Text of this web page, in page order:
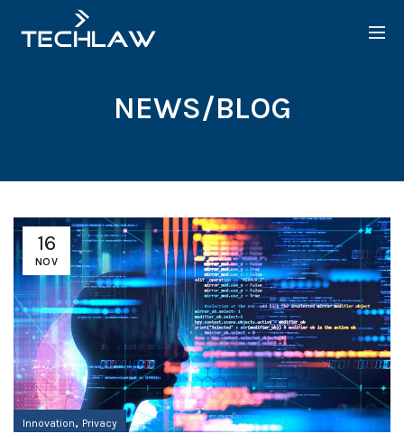
NEWS/BLOG
16
NOV
Innovation, Privacy